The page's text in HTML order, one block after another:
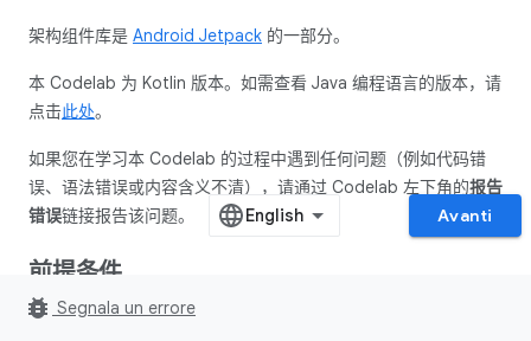
架构组件库是 Android Jetpack 的一部分。
本 Codelab 为 Kotlin 版本。如需查看 Java 编程语言的版本，请
点击此处。
如果您在学习本 Codelab 的过程中遇到任何问题（例如代码错
误、语法错误或内容含义不清），请通过 Codelab 左下角的报告
错误链接报告该问题。
前提条件
您需要熟悉 Kotlin、面向对象的设计概念以及 Android 开发方面
Avanti
bug_report Segnala un errore